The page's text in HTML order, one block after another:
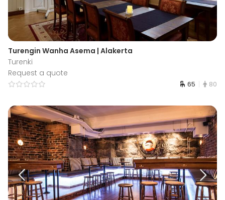
Turengin Wanha Asema | Alakerta
Turenki
Request a quote
65 80